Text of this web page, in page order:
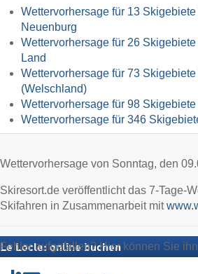
Wettervorhersage für 13
Neuenburg
Wettervorhersage für 26
Land
Wettervorhersage für 73
(Welschland)
Wettervorhersage für 98
Wettervorhersage für 346
Wettervorhersage von Sonntag, den
Skiresort.de veröffentlicht das 7-Tage-
Skifahren in Zusammenarbeit mit
Fehler aufgefallen? Hier können Sie ihn
Le Locle: online buchen